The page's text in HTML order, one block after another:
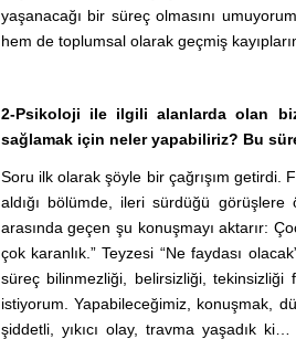
yaşanacağı bir süreç olmasını
hem de toplumsal olarak geçmiş
2-Psikoloji ile ilgili alanlarda olan
sağlamak için neler yapabiliriz? Bu
Soru ilk olarak şöyle bir çağrışım getirdi.
aldığı bölümde, ileri sürdüğü
arasında geçen şu konuşmayı aktarır:
çok karanlık.” Teyzesi “Ne faydası
süreç bilinmezliği, belirsizliği,
istiyorum. Yapabileceğimiz, konuşmak,
şiddetli, yıkıcı olay, travma yaşadık